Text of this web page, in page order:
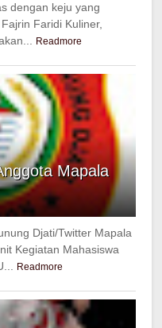
dengan keju yang
Faridi Kuliner,
Readmore
Mapala
Djati/Twitter Mapala
Kegiatan Mahasiswa
Readmore